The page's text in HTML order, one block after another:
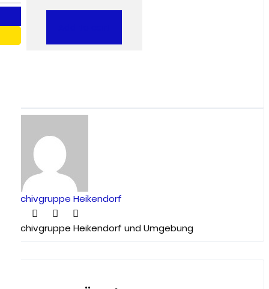
Archivgruppe Heikendorf
Archivgruppe Heikendorf und Umgebung